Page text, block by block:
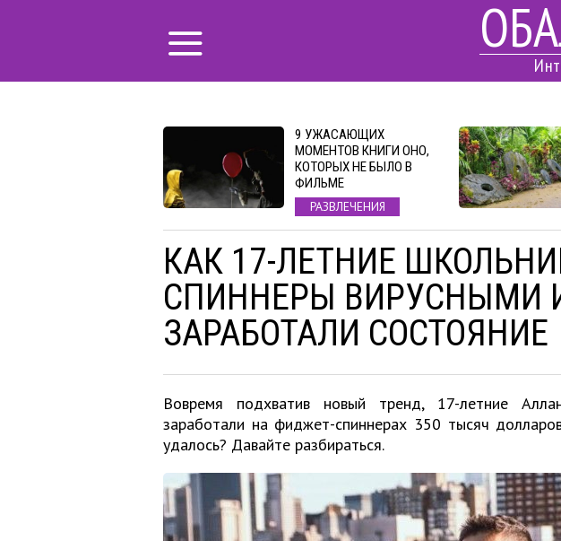
9 УЖАСАЮЩИХ
МОМЕНТОВ КНИГИ ОНО,
КОТОРЫХ НЕ БЫЛО В
ФИЛЬМЕ
РАЗВЛЕЧЕНИЯ
КАК 17-ЛЕТНИЕ
СПИННЕРЫ ВИРУСНЫМИ
ЗАРАБОТАЛИ СОСТОЯНИЕ
Вовремя подхватив новый тренд, 17-летние
заработали на фиджет-спиннерах 350 тысяч
удалось? Давайте разбираться.